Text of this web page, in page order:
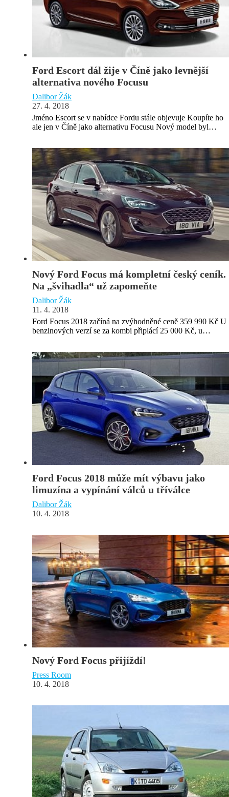
Ford Escort dál žije v Číně jako levnější
alternativa nového Focusu
Dalibor Žák
27. 4. 2018
Jméno Escort se v nabídce Fordu stále objevuje Koupíte ho
ale jen v Číně jako alternativu Focusu Nový model byl…
Nový Ford Focus má kompletní český ceník.
Na „švihadla“ už zapomeňte
Dalibor Žák
11. 4. 2018
Ford Focus 2018 začíná na zvýhodněné ceně 359 990 Kč U
benzinových verzí se za kombi připlácí 25 000 Kč, u…
Ford Focus 2018 může mít výbavu jako
limuzína a vypínání válců u tříválce
Dalibor Žák
10. 4. 2018
Nový Ford Focus přijíždí!
Press Room
10. 4. 2018